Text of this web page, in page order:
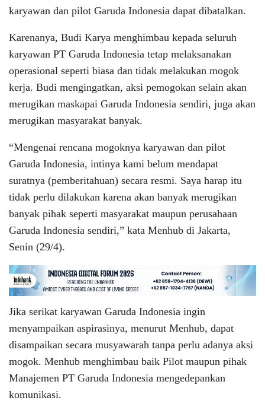
karyawan dan pilot Garuda Indonesia dapat dibatalkan.
Karenanya, Budi Karya menghimbau kepada seluruh
karyawan PT Garuda Indonesia tetap melaksanakan
operasional seperti biasa dan tidak melakukan mogok
kerja. Budi mengingatkan, aksi pemogokan selain akan
merugikan maskapai Garuda Indonesia sendiri, juga akan
merugikan masyarakat banyak.
“Mengenai rencana mogoknya karyawan dan pilot
Garuda Indonesia, intinya kami belum mendapat
suratnya (pemberitahuan) secara resmi. Saya harap itu
tidak perlu dilakukan karena akan banyak merugikan
banyak pihak seperti masyarakat maupun perusahaan
Garuda Indonesia sendiri,” kata Menhub di Jakarta,
Senin (29/4).
Jika serikat karyawan Garuda Indonesia ingin
menyampaikan aspirasinya, menurut Menhub, dapat
disampaikan secara musyawarah tanpa perlu adanya aksi
mogok. Menhub menghimbau baik Pilot maupun pihak
Manajemen PT Garuda Indonesia mengedepankan
komunikasi.